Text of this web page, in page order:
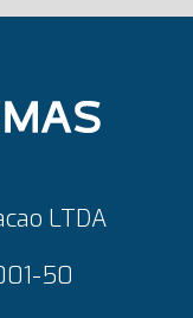
LTDA
50